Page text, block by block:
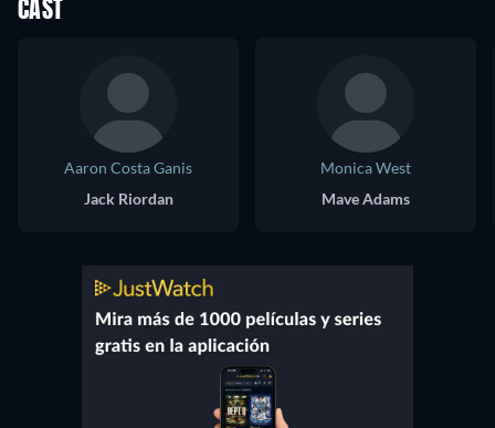
CAST
Aaron Costa Ganis
Jack Riordan
Monica West
Mave Adams